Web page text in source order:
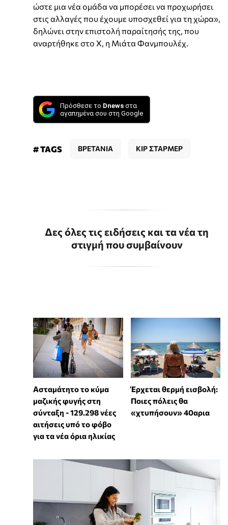
ώστε μια νέα ομάδα να μπορέσει να προχωρήσει
στις αλλαγές που έχουμε υποσχεθεί για τη χώρα»,
δηλώνει στην επιστολή παραίτησής της, που
αναρτήθηκε στο Χ, η Μιάτα Φανμπουλέχ.
Πρόσθεσε το Dnews στα
αγαπημένα σου στη Google
# TAGS ΒΡΕΤΑΝΙΑ ΚΙΡ ΣΤΑΡΜΕΡ
Δες όλες τις ειδήσεις και τα νέα τη
στιγμή που συμβαίνουν
Ασταμάτητο το κύμα
μαζικής φυγής στη
σύνταξη - 129.298 νέες
αιτήσεις υπό το φόβο
για τα νέα όρια ηλικίας
Έρχεται θερμή εισβολή:
Ποιες πόλεις θα
«χτυπήσουν» 40αρια